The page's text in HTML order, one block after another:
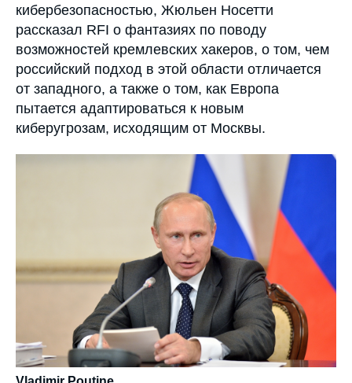
кибербезопасностью, Жюльен Носетти
рассказал RFI о фантазиях по поводу
возможностей кремлевских хакеров, о том, чем
российский подход в этой области отличается
от западного, а также о том, как Европа
пытается адаптироваться к новым
киберугрозам, исходящим от Москвы.